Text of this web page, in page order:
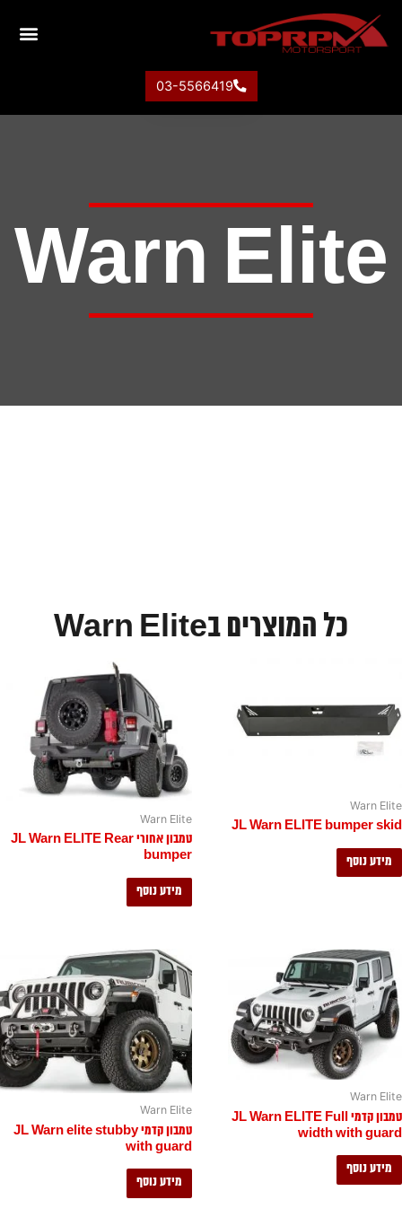
03-5566419
Warn Elite
כל המוצרים בWarn Elite
Warn Elite
JL Warn ELITE bumper skid
מידע נוסף
Warn Elite
טמבון אחורי JL Warn ELITE Rear
bumper
מידע נוסף
Warn Elite
טמבון קדמי JL Warn ELITE Full
width with guard
מידע נוסף
Warn Elite
טמבון קדמי JL Warn elite stubby
with guard
מידע נוסף